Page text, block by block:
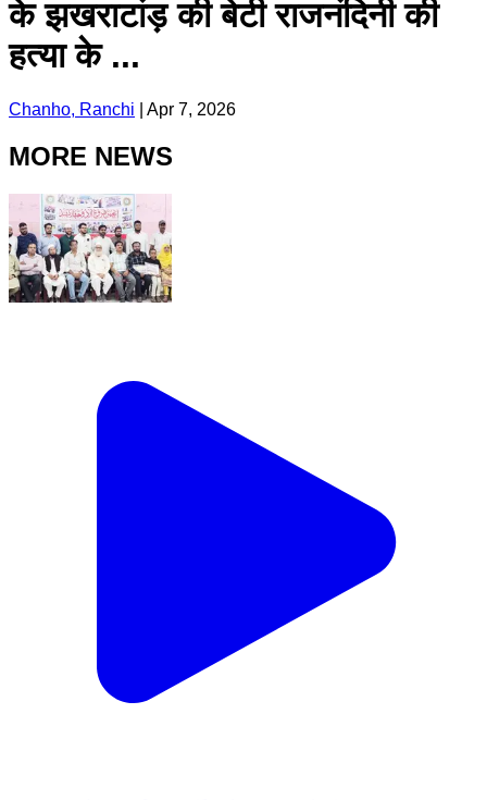
के झखराटांड़ की बेटी राजनंदिनी की
हत्या के ...
Chanho, Ranchi Apr 7, 2026
MORE NEWS